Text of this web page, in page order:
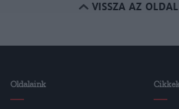
VISSZA AZ
Oldalaink